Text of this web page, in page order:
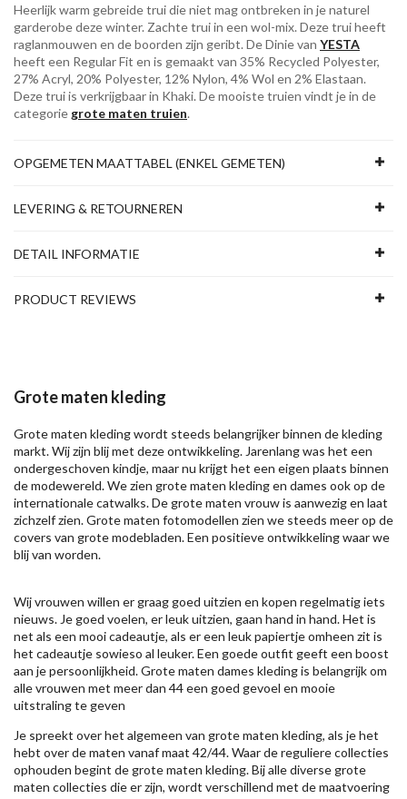
Heerlijk warm gebreide trui die niet mag ontbreken in je naturel
garderobe deze winter. Zachte trui in een wol-mix. Deze trui heeft
raglanmouwen en de boorden zijn geribt. De Dinie van YESTA
heeft een Regular Fit en is gemaakt van 35% Recycled Polyester,
27% Acryl, 20% Polyester, 12% Nylon, 4% Wol en 2% Elastaan.
Deze trui is verkrijgbaar in Khaki. De mooiste truien vindt je in de
categorie grote maten truien.
OPGEMETEN MAATTABEL (ENKEL GEMETEN)
LEVERING & RETOURNEREN
DETAIL INFORMATIE
PRODUCT REVIEWS
Grote maten kleding
Grote maten kleding wordt steeds belangrijker binnen de kleding
markt. Wij zijn blij met deze ontwikkeling. Jarenlang was het een
ondergeschoven kindje, maar nu krijgt het een eigen plaats binnen
de modewereld. We zien grote maten kleding en dames ook op de
internationale catwalks. De grote maten vrouw is aanwezig en laat
zichzelf zien. Grote maten fotomodellen zien we steeds meer op de
covers van grote modebladen. Een positieve ontwikkeling waar we
blij van worden.
Wij vrouwen willen er graag goed uitzien en kopen regelmatig iets
nieuws. Je goed voelen, er leuk uitzien, gaan hand in hand. Het is
net als een mooi cadeautje, als er een leuk papiertje omheen zit is
het cadeautje sowieso al leuker. Een goede outfit geeft een boost
aan je persoonlijkheid. Grote maten dames kleding is belangrijk om
alle vrouwen met meer dan 44 een goed gevoel en mooie
uitstraling te geven
Je spreekt over het algemeen van grote maten kleding, als je het
hebt over de maten vanaf maat 42/44. Waar de reguliere collecties
ophouden begint de grote maten kleding. Bij alle diverse grote
maten collecties die er zijn, wordt verschillend met de maatvoering